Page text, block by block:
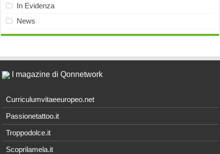
In Evidenza
News
I magazine di Qonnetwork
Curriculumvitaeeuropeo.net
Passionetattoo.it
Troppodolce.it
Scoprilamela.it